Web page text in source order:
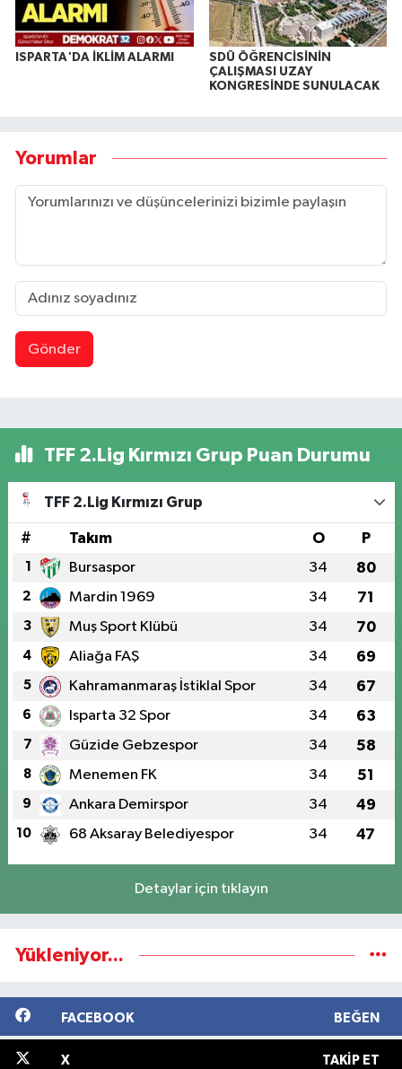
ISPARTA'DA İKLİM ALARMI
SDÜ ÖĞRENCİSİNİN
ÇALIŞMASI UZAY
KONGRESİNDE SUNULACAK
Yorumlar
Gönder
TFF 2.Lig Kırmızı Grup Puan Durumu
TFF 2.Lig Kırmızı Grup
# Takım O P
1 Bursaspor 34 80
2 Mardin 1969 34 71
3 Muş Sport Klübü 34 70
4 Aliağa FAŞ 34 69
5 Kahramanmaraş İstiklal Spor 34 67
6 Isparta 32 Spor 34 63
7 Güzide Gebzespor 34 58
8 Menemen FK 34 51
9 Ankara Demirspor 34 49
10 68 Aksaray Belediyespor 34 47
Detaylar için tıklayın
Yükleniyor...
FACEBOOK BEĞEN
X TAKIP ET